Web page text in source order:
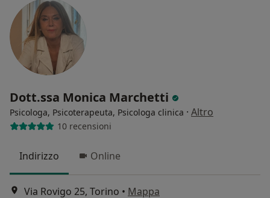
Dott.ssa Monica Marchetti
Psicologa, Psicoterapeuta, Psicologa clinica · Altro
10 recensioni
Indirizzo Online
Via Rovigo 25, Torino • Mappa